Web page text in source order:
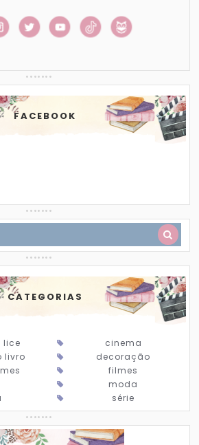
FACEBOOK
CATEGORIAS
lice
cinema
livro
decoração
filmes
moda
série